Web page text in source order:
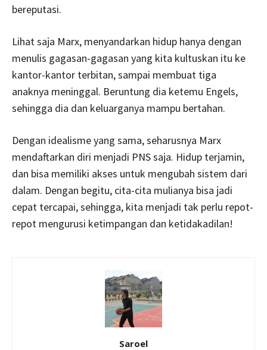
bereputasi.
Lihat saja Marx, menyandarkan hidup hanya dengan
menulis gagasan-gagasan yang kita kultuskan itu ke
kantor-kantor terbitan, sampai membuat tiga
anaknya meninggal. Beruntung dia ketemu Engels,
sehingga dia dan keluarganya mampu bertahan.
Dengan idealisme yang sama, seharusnya Marx
mendaftarkan diri menjadi PNS saja. Hidup terjamin,
dan bisa memiliki akses untuk mengubah sistem dari
dalam. Dengan begitu, cita-cita mulianya bisa jadi
cepat tercapai, sehingga, kita menjadi tak perlu repot-
repot mengurusi ketimpangan dan ketidakadilan!
Saroel